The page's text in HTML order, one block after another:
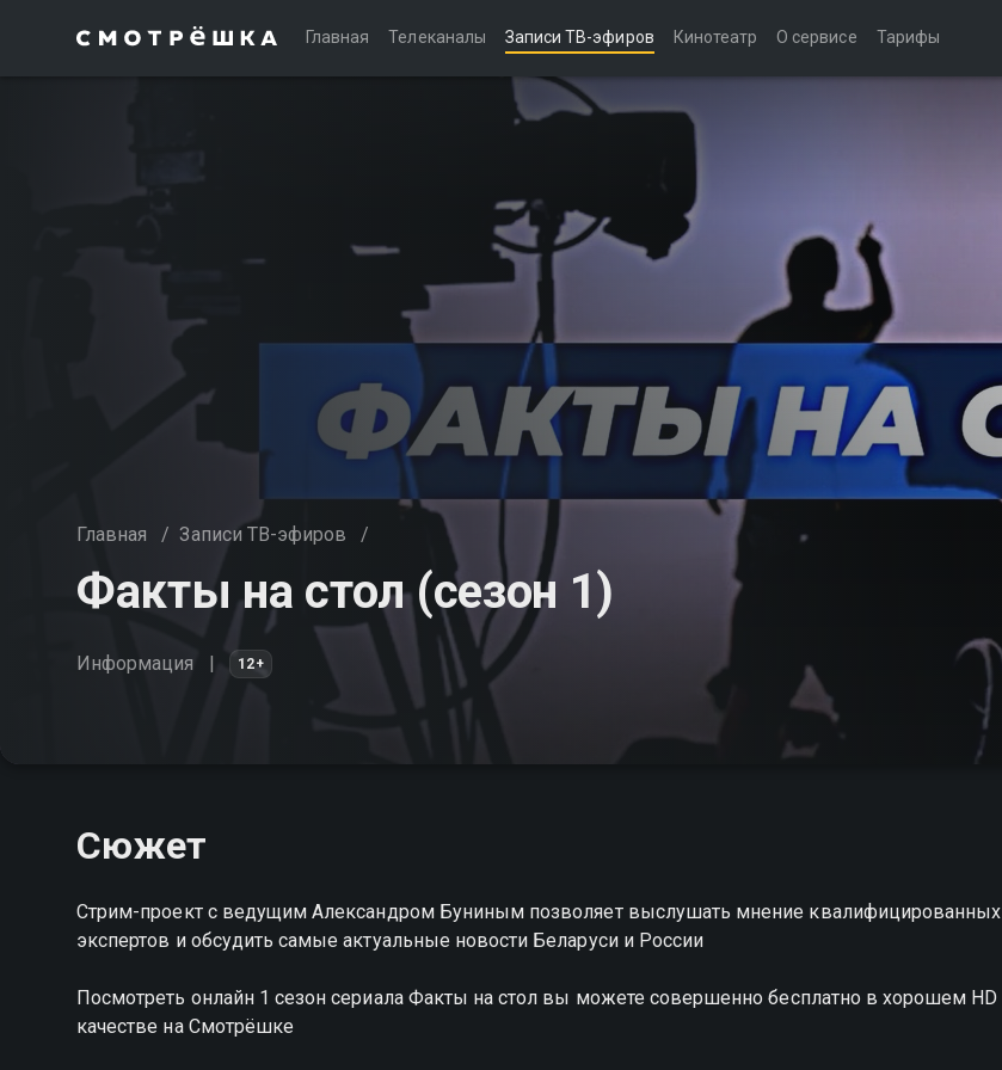
Главная Телеканалы Записи ТВ-эфиров Кинотеатр О сервисе Тарифы
Главная / Записи ТВ-эфиров /
Факты на стол (сезон 1)
Информация 12+
Сюжет
Стрим-проект с ведущим Александром Буниным позволяет выслушать мнение квалифицированных
экспертов и обсудить самые актуальные новости Беларуси и России
Посмотреть онлайн 1 сезон сериала Факты на стол вы можете совершенно бесплатно в хорошем HD
качестве на Смотрёшке